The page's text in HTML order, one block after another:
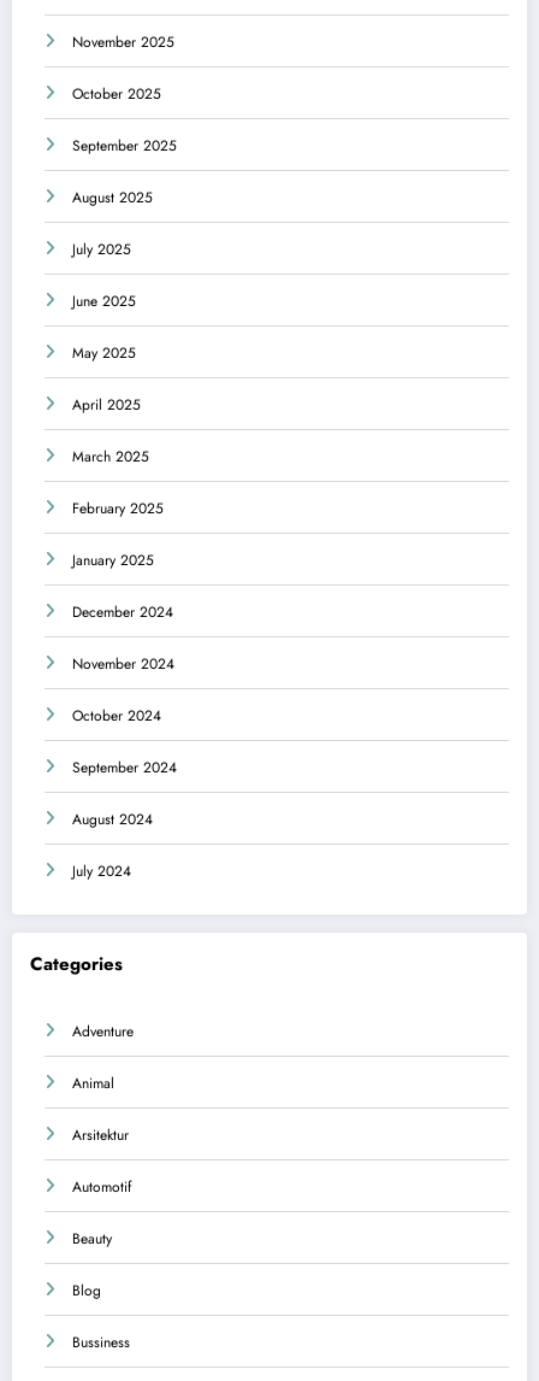
November 2025
October 2025
September 2025
August 2025
July 2025
June 2025
May 2025
April 2025
March 2025
February 2025
January 2025
December 2024
November 2024
October 2024
September 2024
August 2024
July 2024
Categories
Adventure
Animal
Arsitektur
Automotif
Beauty
Blog
Bussiness